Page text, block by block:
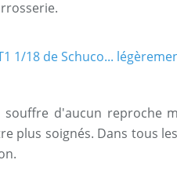
souffre d'aucun reproche
plus soignés. Dans tous